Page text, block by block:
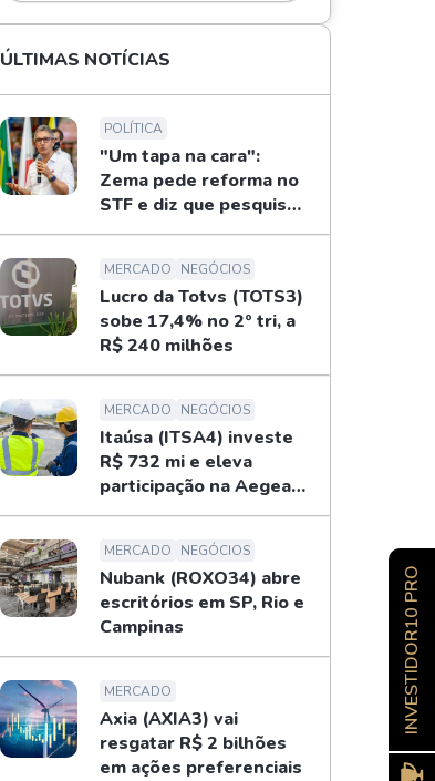
ÚLTIMAS NOTÍCIAS
POLÍTICA
"Um tapa na cara":
Zema pede reforma no
STF e diz que pesquisas
não definem eleições
MERCADO NEGÓCIOS
Lucro da Totvs (TOTS3)
sobe 17,4% no 2º tri, a
R$ 240 milhões
MERCADO NEGÓCIOS
Itaúsa (ITSA4) investe
R$ 732 mi e eleva
participação na Aegea
para 14%
MERCADO NEGÓCIOS
Nubank (ROXO34) abre
escritórios em SP, Rio e
Campinas
MERCADO
Axia (AXIA3) vai
resgatar R$ 2 bilhões
em ações preferenciais
INVESTIDOR10 PRO